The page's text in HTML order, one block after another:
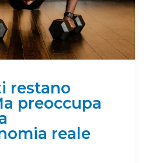
restano
preoccupa
reale